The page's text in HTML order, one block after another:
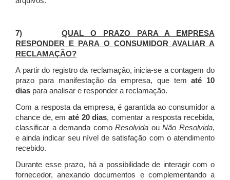
7)QUAL O PRAZO PARA A EMPRESA
RESPONDER E PARA O CONSUMIDOR AVALIAR A
RECLAMAÇÃO?
A partir do registro da reclamação, inicia-se a contagem do
prazo para manifestação da empresa, que tematé 10
dias para analisar e responder a reclamação.
Com a resposta da empresa, é garantida ao consumidor a
chance de, em até 20 dias, comentar a resposta recebida,
classificar a demanda comoResolvida ouNão Resolvida,
e ainda indicar seu nível de satisfação com o atendimento
recebido.
Durante esse prazo, há a possibilidade de interagir com o
fornecedor, anexando documentos e complementando a